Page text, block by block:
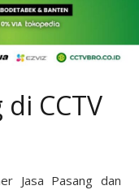
CCTV
Jasa Pasang dan